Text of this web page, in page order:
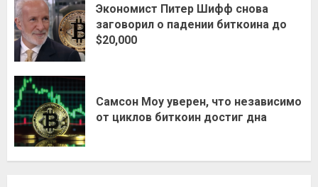
Экономист Питер Шифф снова
заговорил о падении биткоина до
$20,000
Самсон Моу уверен, что независимо
от циклов биткоин достиг дна